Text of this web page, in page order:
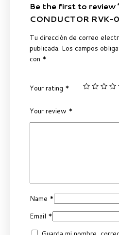
Be the first to review
CONDUCTOR RVK-
Tu dirección de correo
publicada. Los campos
con *
Your rating *
Your review *
Name *
Email *